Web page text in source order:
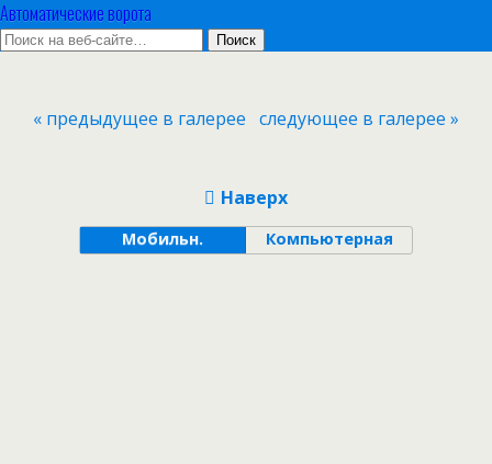
Автоматические ворота
« предыдущее в галерее следующее в галерее »
Наверх
Мобильн. Компьютерная